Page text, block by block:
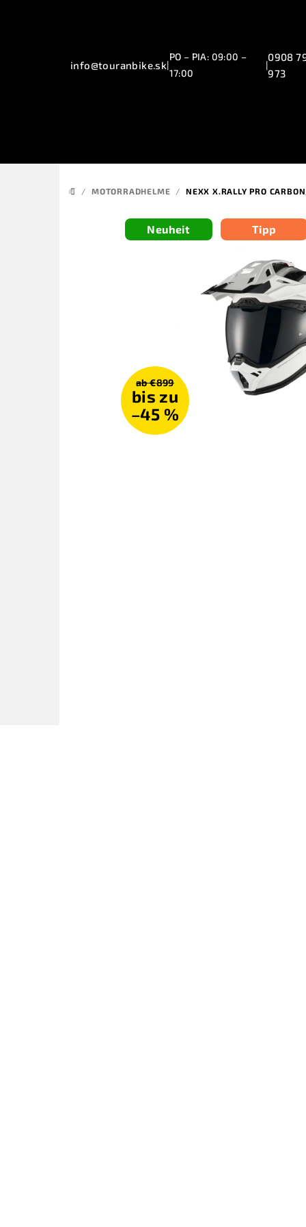
info@touranbike.sk|
PO – PIA: 09:00 –
17:00
|
0908
973
STARTSEITE
/ MOTORRADHELME / NEXX X.RALLY PRO
Neuheit Tipp
ab €899
bis zu
–45 %